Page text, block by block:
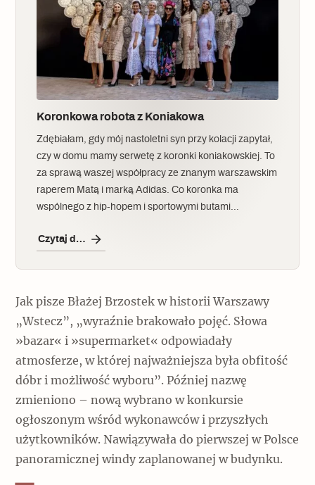
Koronkowa robota z Koniakowa
Zdębiałam, gdy mój nastoletni syn przy kolacji zapytał,
czy w domu mamy serwetę z koronki koniakowskiej. To
za sprawą waszej współpracy ze znanym warszawskim
raperem Matą i marką Adidas. Co koronka ma
wspólnego z hip-hopem i sportowymi butami…
Czytaj dalej
Jak pisze Błażej Brzostek w historii Warszawy
„Wstecz”, „wyraźnie brakowało pojęć. Słowa
»bazar« i »supermarket« odpowiadały
atmosferze, w której najważniejsza była obfitość
dóbr i możliwość wyboru”. Później nazwę
zmieniono – nową wybrano w konkursie
ogłoszonym wśród wykonawców i przyszłych
użytkowników. Nawiązywała do pierwszej w Polsce
panoramicznej windy zaplanowanej w budynku.